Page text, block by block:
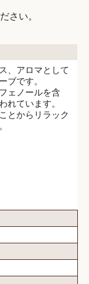
さい。
、アロマとして
ブです。
ェノールを含
れています。
とからリラック